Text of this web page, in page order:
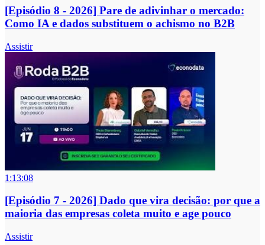
[Episódio 8 - 2026] Pare de adivinhar o mercado:
Como IA e dados substituem o achismo no B2B
Assistir
1:13:08
[Episódio 7 - 2026] Dado que vira decisão: por que a
maioria das empresas coleta muito e age pouco
Assistir